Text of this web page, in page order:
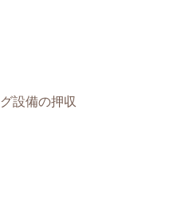
設備の押収